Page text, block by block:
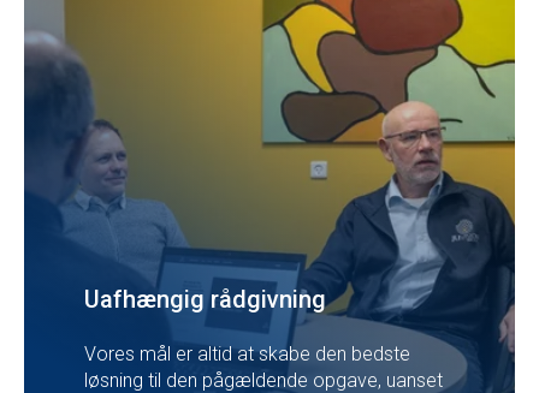
Uafhængig rådgivning
Vores mål er altid at skabe den bedste
løsning til den pågældende opgave, uanset